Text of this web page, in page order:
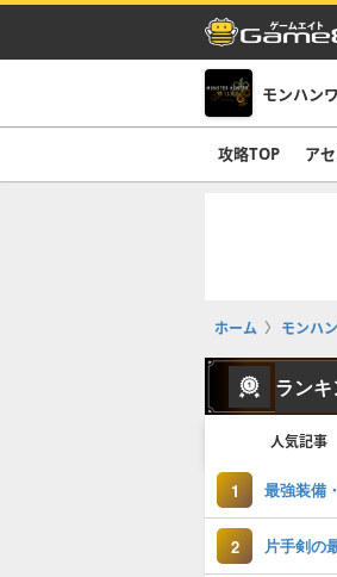
モンハン
攻略TOP ア
ホーム モンハ
ラン
人気記事
1 最強装備
2 片手剣の